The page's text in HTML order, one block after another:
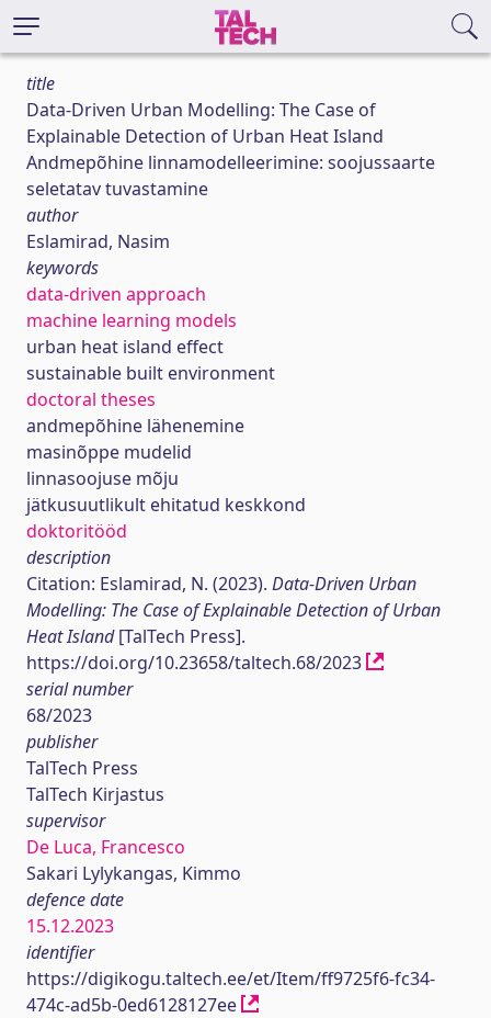
title
Data-Driven Urban Modelling: The Case of
Explainable Detection of Urban Heat Island
Andmepõhine linnamodelleerimine: soojussaarte
seletatav tuvastamine
author
Eslamirad, Nasim
keywords
data-driven approach
machine learning models
urban heat island effect
sustainable built environment
doctoral theses
andmepõhine lähenemine
masinõppe mudelid
linnasoojuse mõju
jätkusuutlikult ehitatud keskkond
doktoritööd
description
Citation: Eslamirad, N. (2023). Data-Driven Urban
Modelling: The Case of Explainable Detection of Urban
Heat Island[TalTech Press].
https://doi.org/10.23658/taltech.68/2023
serial number
68/2023
publisher
TalTech Press
TalTech Kirjastus
supervisor
De Luca, Francesco
Sakari Lylykangas, Kimmo
defence date
15.12.2023
identifier
https://digikogu.taltech.ee/et/Item/ff9725f6-fc34-
474c-ad5b-0ed6128127ee